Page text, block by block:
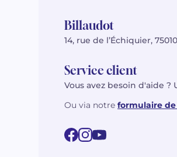
Billaudot
14, rue de l’Échiquier,
Service client
Vous avez besoin d'aide ?
Ou via notre formulaire